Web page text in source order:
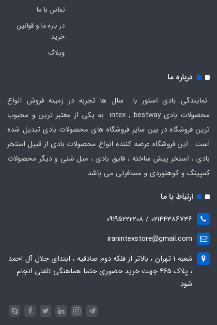
تماس با ما
در باره ما و قوانین
خرید
وبلاگ
درباره ما
نمایندگی بادی استور با سال ها تجربه در زمینه فروش انواع
محصولات بادی intex , bestway به یکی از معتبر ترین و محبوب
ترین فروشگاه در بین سایر فروشگاه های محصولات بادی تبدیل شده
است . این فروشگاه عرضه کننده انواع محصولات بادی از قبیل استخر
بادی ، استخر پیش ساخته ، قایق بادی ، مبل شنی و دیگر محصولات
کمپینگ و کوهنوردی و مسافرتی می باشد
ارتباط با ما
02144386736 / 09195222208
iranintexstore@gmail.com
شعبه ۱ تهران ، بالاتر از فلکه دوم صادقیه ، ابتدای جلال آل احمد
، پلاک ۴۶۵ جهت خرید حضوری حتما هماهنگی تلفنی انجام
شود